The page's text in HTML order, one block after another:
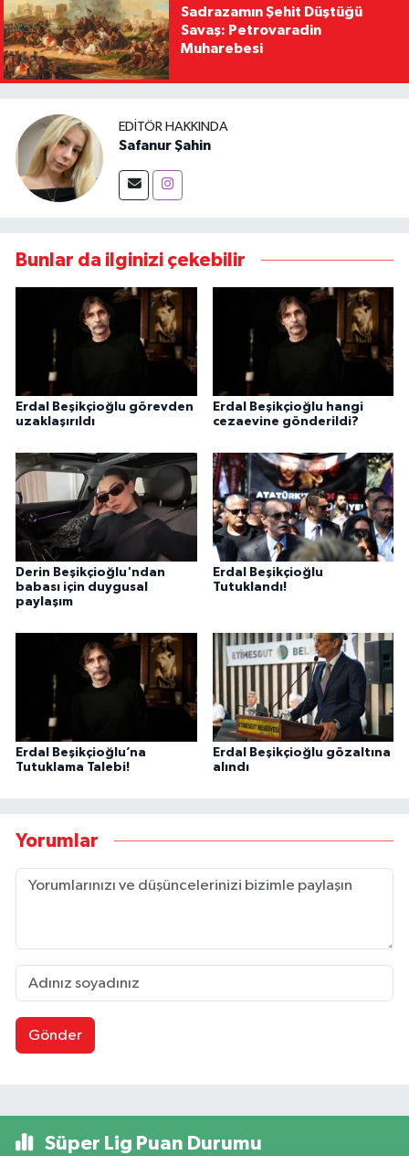
Sadrazamın Şehit Düştüğü
Savaş: Petrovaradin
Muharebesi
EDITÖR HAKKINDA
Safanur Şahin
Bunlar da ilginizi çekebilir
Erdal Beşikçioğlu görevden
uzaklaşırıldı
Erdal Beşikçioğlu hangi
cezaevine gönderildi?
Derin Beşikçioğlu'ndan
babası için duygusal
paylaşım
Erdal Beşikçioğlu
Tutuklandı!
Erdal Beşikçioğlu’na
Tutuklama Talebi!
Erdal Beşikçioğlu gözaltına
alındı
Yorumlar
Gönder
Süper Lig Puan Durumu